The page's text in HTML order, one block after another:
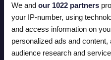
We and our 1022 partners
your IP-number, using
and access information on
personalized ads and
audience research and
maar voorkomt boetes.
Qualitative